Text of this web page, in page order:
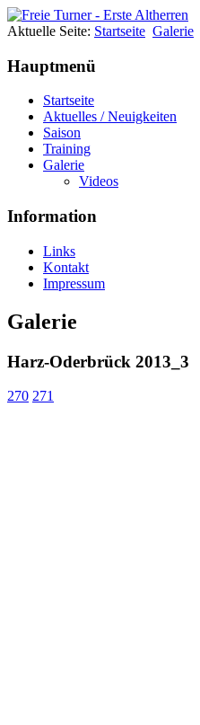
Aktuelle Seite: Startseite Galerie
Hauptmenü
Startseite
Aktuelles / Neuigkeiten
Saison
Training
Galerie
Videos
Information
Links
Kontakt
Impressum
Galerie
Harz-Oderbrück 2013_3
270 271